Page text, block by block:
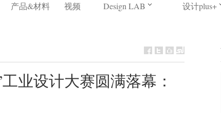
产品&材料 视频 Design LAB 设计plus+
业设计大赛圆满落幕：